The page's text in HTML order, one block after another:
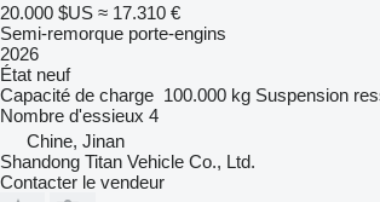
20.000 $US ≈ 17.310 €
Semi-remorque porte-engins
2026
État neuf
Capacité de charge 100.000 kg Suspension
Nombre d'essieux 4
Chine, Jinan
Shandong Titan Vehicle Co., Ltd.
Contacter le vendeur